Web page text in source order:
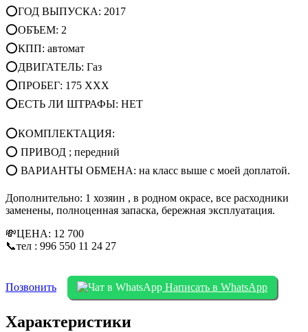
⭕ГОД ВЫПУСКА: 2017
⭕ОБЪЕМ: 2
⭕КПП: автомат
⭕ДВИГАТЕЛЬ: Газ
⭕ПРОБЕГ: 175 XXX
⭕ЕСТЬ ЛИ ШТРАФЫ: НЕТ
⭕КОМПЛЕКТАЦИЯ:
⭕ ПРИВОД ; передний
⭕ ВАРИАНТЫ ОБМЕНА: на класс выше с моей доплатой.
Дополнительно: 1 хозяин , в родном окрасе, все расходники
заменены, полноценная запаска, бережная эксплуатация.
💸ЦЕНА: 12 700
📞тел : 996 550 11 24 27
Позвонить Написать в WhatsApp
Характеристики